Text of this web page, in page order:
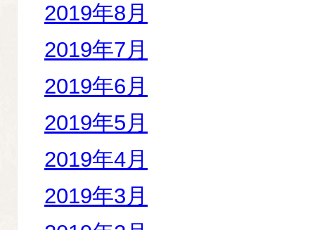
2019年8月
2019年7月
2019年6月
2019年5月
2019年4月
2019年3月